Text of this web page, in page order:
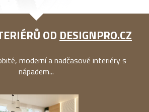
OD DESIGNPRO.CZ
moderní a nadčasové interiéry s
nápadem...